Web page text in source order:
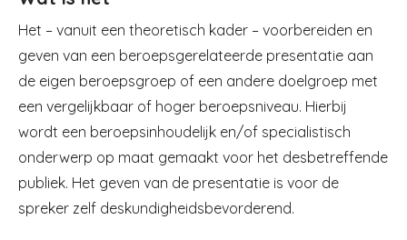
Het – vanuit een theoretisch kader – voorbereiden en
geven van een beroepsgerelateerde presentatie aan
de eigen beroepsgroep of een andere doelgroep met
een vergelijkbaar of hoger beroepsniveau. Hierbij
wordt een beroepsinhoudelijk en/of specialistisch
onderwerp op maat gemaakt voor het desbetreffende
publiek. Het geven van de presentatie is voor de
spreker zelf deskundigheidsbevorderend.